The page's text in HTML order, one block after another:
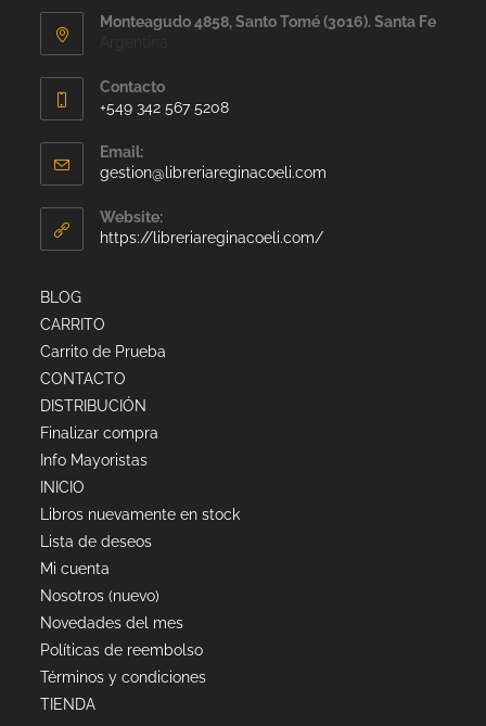
Monteagudo 4858, Santo Tomé (3016). Santa Fe
Contacto
+549 342 567 5208
Email:
gestion@libreriareginacoeli.com
Website:
https://libreriareginacoeli.com/
BLOG
CARRITO
Carrito de Prueba
CONTACTO
DISTRIBUCIÓN
Finalizar compra
Info Mayoristas
INICIO
Libros nuevamente en stock
Lista de deseos
Mi cuenta
Nosotros (nuevo)
Novedades del mes
Políticas de reembolso
Términos y condiciones
TIENDA